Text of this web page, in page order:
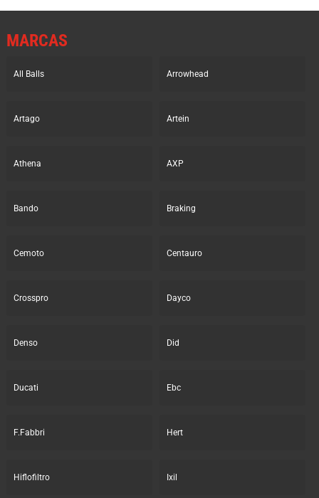
MARCAS
All Balls Arrowhead
Artago Artein
Athena AXP
Bando Braking
Cemoto Centauro
Crosspro Dayco
Denso Did
Ducati Ebc
F.Fabbri Hert
Hiflofiltro Ixil